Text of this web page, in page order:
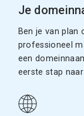
Je
Ben je van plan
professioneel
een
eerste stap